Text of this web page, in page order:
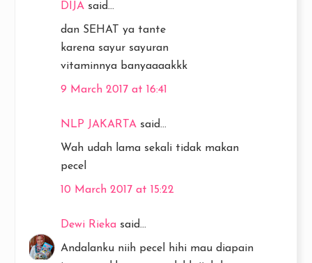
DIJA said...
dan SEHAT ya tante
karena sayur sayuran
vitaminnya banyaaaakkk
9 March 2017 at 16:41
NLP JAKARTA said...
Wah udah lama sekali tidak makan
pecel
10 March 2017 at 15:22
Dewi Rieka said...
Andalanku niih pecel hihi mau diapain